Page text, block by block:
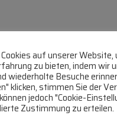
auf unserer Website,
zu bieten, indem wir
wiederholte Besuche
klicken, stimmen Sie der
jedoch "Cookie-
Zustimmung zu erteilen.